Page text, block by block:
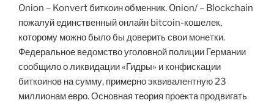
Onion – Konvert биткоин обменник. Onion/ – Blockchain
пожалуй единственный онлайн bitcoin-кошелек,
которому можно было бы доверить свои монетки.
Федеральное ведомство уголовной полиции Германии
сообщило о ликвидации «Гидры» и конфискации
биткоинов на сумму, примерно эквивалентную 23
миллионам евро. Основная теория проекта продвигать